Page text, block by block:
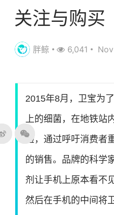
关注与购买
胖鲸 6,041
2015年8月，卫宝为
上的细菌，在地铁站
验，通过呼吁消费者
的销售。品牌的科学
剂让手机上原本看不
然后在手机的中间将